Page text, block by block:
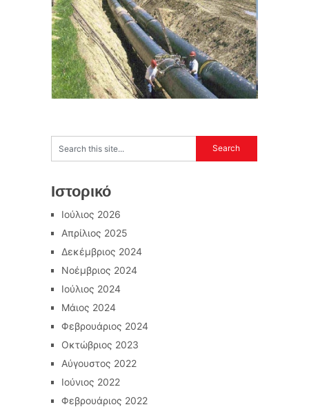
Ιστορικό
Ιούλιος 2026
Απρίλιος 2025
Δεκέμβριος 2024
Νοέμβριος 2024
Ιούλιος 2024
Μάιος 2024
Φεβρουάριος 2024
Οκτώβριος 2023
Αύγουστος 2022
Ιούνιος 2022
Φεβρουάριος 2022